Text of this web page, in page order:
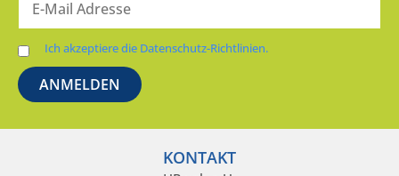
Ich akzeptiere die Datenschutz-Richtlinien.
KONTAKT